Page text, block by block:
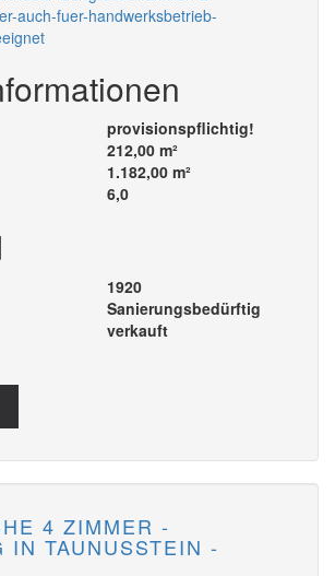
provisionspflichtig!
212,00 m²
1.182,00 m²
6,0
1920
Sanierungsbedürftig
verkauft
4 ZIMMER -
IN TAUNUSSTEIN -